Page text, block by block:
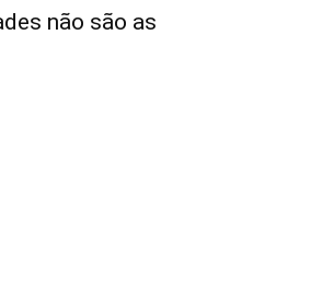
não são as